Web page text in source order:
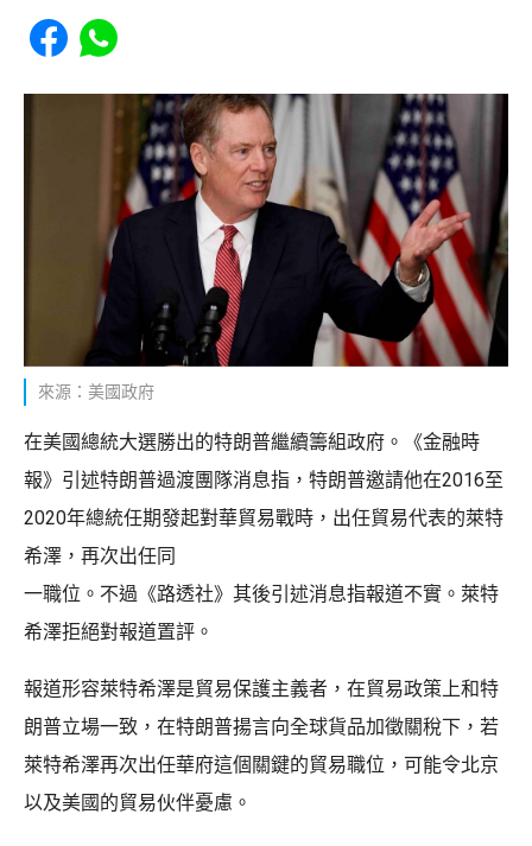
Share to Facebook
Share to WhatsApp
來源：美國政府
在美國總統大選勝出的特朗普繼續籌組政府。《金融時
報》引述特朗普過渡團隊消息指，特朗普邀請他在2016至
2020年總統任期發起對華貿易戰時，出任貿易代表的萊特
希澤，再次出任同
一職位。不過《路透社》其後引述消息指報道不實。萊特
希澤拒絕對報道置評。
報道形容萊特希澤是貿易保護主義者，在貿易政策上和特
朗普立場一致，在特朗普揚言向全球貨品加徵關稅下，若
萊特希澤再次出任華府這個關鍵的貿易職位，可能令北京
以及美國的貿易伙伴憂慮。